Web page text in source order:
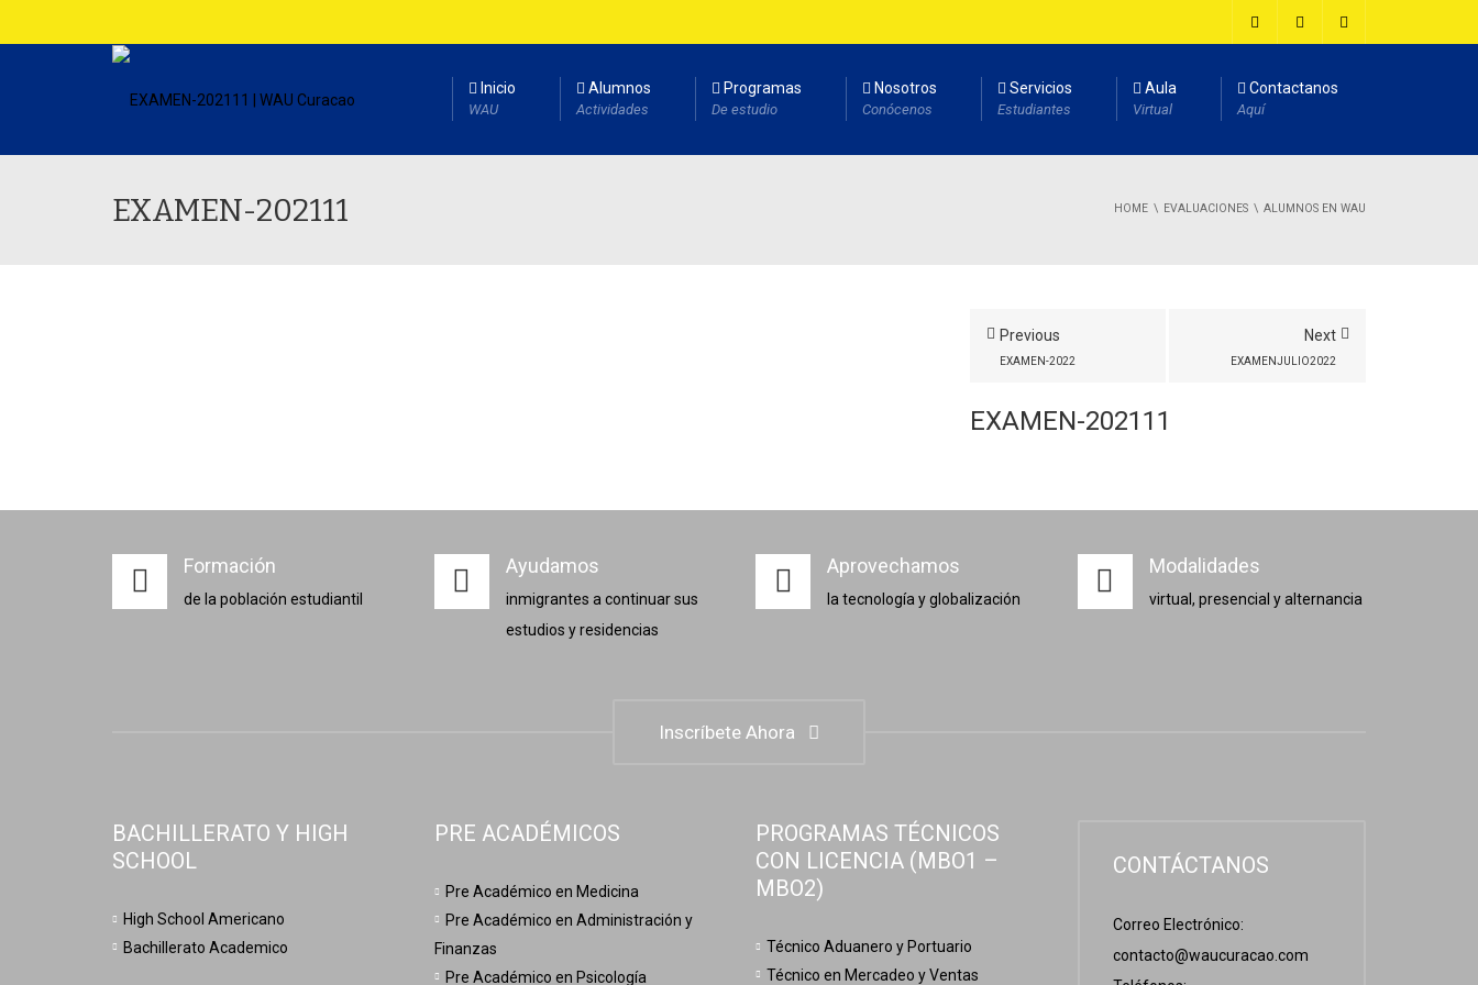
Inicio
WAU
Alumnos
Actividades
Programas
De estudio
Nosotros
Conócenos
Servicios
Estudiantes
Aula
Virtual
Contactanos
Aquí
EXAMEN-202111 HOME EVALUACIONES ALUMNOS EN WAU
Previous
EXAMEN-2022
Next
EXAMENJULIO2022
EXAMEN-202111
Formación
de la población estudiantil
Ayudamos
inmigrantes a continuar sus
estudios y residencias
Aprovechamos
la tecnología y globalización
Modalidades
virtual, presencial y alternancia
Inscríbete Ahora
BACHILLERATO Y HIGH
SCHOOL
High School Americano
Bachillerato Academico
PRE ACADÉMICOS
Pre Académico en Medicina
Pre Académico en Administración y
Finanzas
Pre Académico en Psicología
PROGRAMAS TÉCNICOS
CON LICENCIA (MBO1 –
MBO2)
Técnico Aduanero y Portuario
Técnico en Mercadeo y Ventas
CONTÁCTANOS
Correo Electrónico:
contacto@waucuracao.com